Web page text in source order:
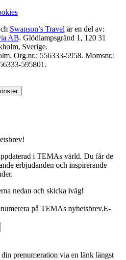
Swanson’s Travel är en del av:
AB. Glödlampsgränd 1, 120 31
Sverige.
Org.nr.: 556333-5958. Momsnr.:
595801.
i TEMAs värld. Du får de
erbjudanden och inspirerande
nedan och skicka iväg!
på TEMAs nyhetsbrev.E-
prenumeration via en länk längst